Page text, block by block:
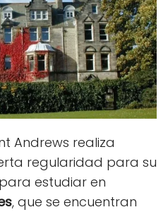
Andrews realiza
regularidad para su
estudiar en
, que se encuentran